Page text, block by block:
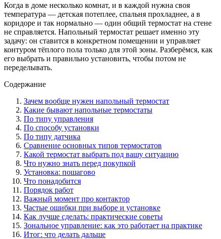
Когда в доме несколько комнат, и в каждой нужна своя
температура — детская потеплее, спальня прохладнее, а в
коридоре и так нормально — один общий термостат на стене
не справляется. Напольный термостат решает именно эту
задачу: он ставится в конкретном помещении и управляет
контуром тёплого пола только для этой зоны. Разберёмся, как
его выбрать и правильно установить, чтобы потом не
переделывать.
Содержание
Зачем вообще нужен напольный термостат
Какие бывают напольные термостаты
По типу управления
По способу установки
По типу датчика
Сравнение основных типов термостатов
Какой термостат выбрать под вашу ситуацию
Что нужно знать перед покупкой
Установка: пошагово
Что понадобится
Порядок работ
Важный момент про контактор
Частые ошибки при выборе и установке
Как лучше сделать: практические советы
Зональное управление: как это работает на практике
Итог: что делать дальше